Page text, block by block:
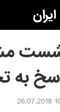
ایران
به